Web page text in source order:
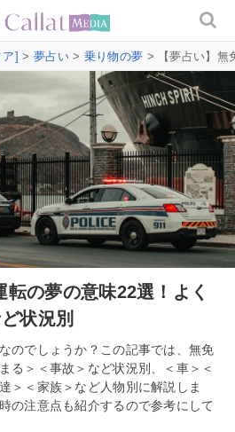
] > 夢占い> 乗り物の夢 > 【夢占い】無
転の夢の意味22選！よく
状況別
のでしょうか？この記事では、無免
る＞＜事故＞など状況別、＜車＞＜
＞＜家族＞など人物別に解説しま
の注意点も紹介するので参考にして